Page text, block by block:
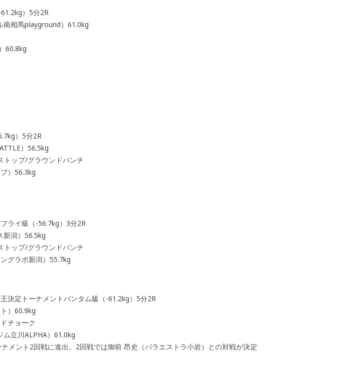
）5分2R
相馬playground）61.0kg
60.8kg
）5分2R
）56.5kg
トップ/グラウンドパンチ
）56.3kg
フライ級（-56.7kg）3分2R
潟）56.5kg
トップ/グラウンドパンチ
グラボ新潟）55.7kg
決定トーナメントバンタム級（-61.2kg）5分2R
）60.9kg
チョーク
立川ALPHA）61.0kg
メント2回戦に進出。2回戦では御前 昂史（パラエストラ小岩）との対戦が決定